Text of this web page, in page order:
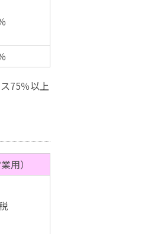
75％以上
用）